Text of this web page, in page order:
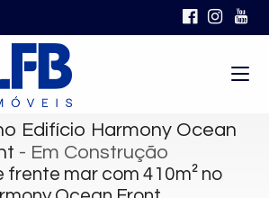
Edifício Harmony Ocean
- Em Construção
frente mar com 410m² no